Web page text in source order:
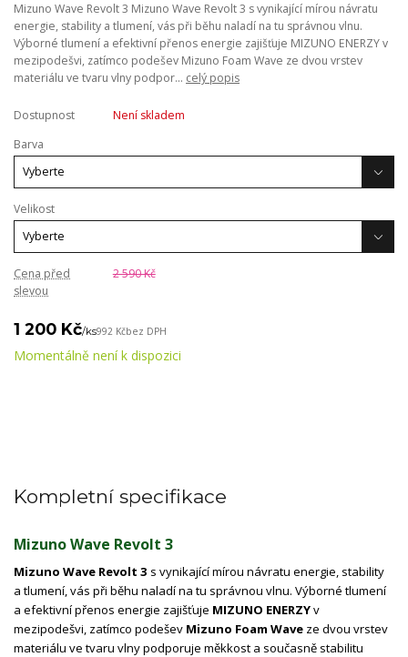
Mizuno Wave Revolt 3 Mizuno Wave Revolt 3 s vynikající mírou návratu
energie, stability a tlumení, vás při běhu naladí na tu správnou vlnu.
Výborné tlumení a efektivní přenos energie zajišťuje MIZUNO ENERZY v
mezipodešvi, zatímco podešev Mizuno Foam Wave ze dvou vrstev
materiálu ve tvaru vlny podpor... celý popis
Dostupnost
Není skladem
Barva
Velikost
Cena před
slevou
2 590 Kč
1 200 Kč/ks992 Kčbez DPH
Momentálně není k dispozici
Kompletní specifikace
Mizuno Wave Revolt 3
Mizuno Wave Revolt 3 s vynikající mírou návratu energie, stability
a tlumení, vás při běhu naladí na tu správnou vlnu. Výborné tlumení
a efektivní přenos energie zajišťuje MIZUNO ENERZYv
mezipodešvi, zatímco podešev Mizuno Foam Wave ze dvou vrstev
materiálu ve tvaru vlny podporuje měkkost a současně stabilitu